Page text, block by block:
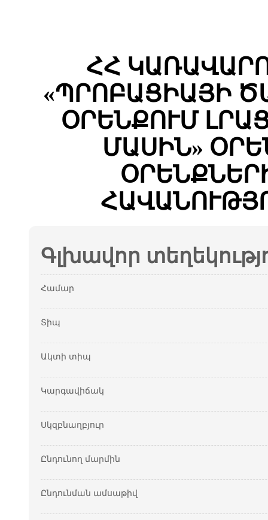
ՀՀ
«ՊՐՈԲԱՑԻԱՅԻ
ՕՐԵՆՔՈՒՄ
ՄԱՍԻՆ»
Գլխավոր
Համար
Տիպ
Ակտի տիպ
Կարգավիճակ
Սկզբնաղբյուր
Ընդունող մարմին
Ընդունման ամսաթիվ